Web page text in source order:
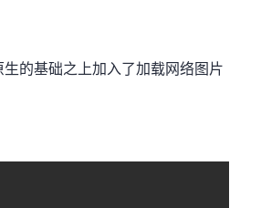
的基础之上加入了加载网络图片